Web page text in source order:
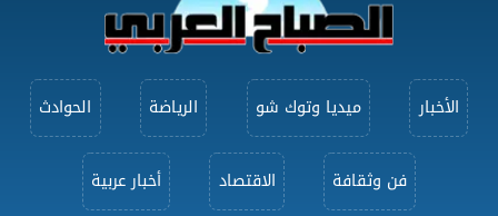
الأخبار ميديا وتوك شو الرياضة الحوادث
فن وثقافة الاقتصاد أخبار عربية